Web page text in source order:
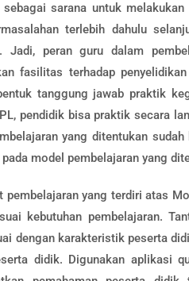
sebagai sarana untuk
terlebih dahulu
Jadi, peran guru dalam
fasilitas terhadap
tanggung jawab praktik
pendidik bisa praktik secara
yang ditentukan
pada model pembelajaran yang
pembelajaran yang terdiri atas
kebutuhan pembelajaran.
dengan karakteristik peserta
didik. Digunakan aplikasi